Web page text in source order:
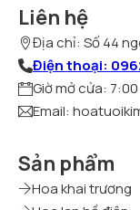
Liên hệ
Địa chỉ: Số 44
Điện thoại:
Giờ mở cửa:
Email:
Sản phẩm
Hoa khai trương